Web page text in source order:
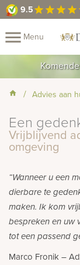
9.5star star star star
9.5
menu Menu
close
Home
Assortiment
Fotoboek
Prijzen
Over
ons
Bekijk
ook:
Advies aan
Een
Vrijblijvend
omgeving
“Wanneer u een
dierbare te
maken. Ik kom
bespreken en uw
tot een passend
Marco Fronik –